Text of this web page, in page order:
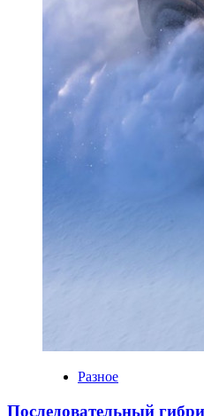
Разное
Последовательный